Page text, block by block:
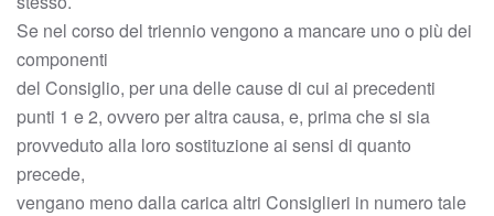
Se nel corso del triennio vengono a mancare uno o più dei
componenti
del Consiglio, per una delle cause di cui ai precedenti
punti 1 e 2, ovvero per altra causa, e, prima che si sia
provveduto alla loro sostituzione ai sensi di quanto
precede,
vengano meno dalla carica altri Consiglieri in numero tale